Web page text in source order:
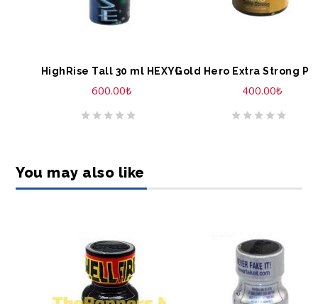
SEPETE EKLE
HighRise Tall 30 ml HEXYL
600.00₺
SEPETE EKLE
400.00₺
You may also like